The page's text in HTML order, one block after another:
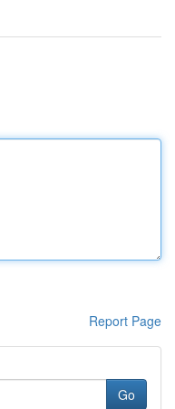
Report Page
Go